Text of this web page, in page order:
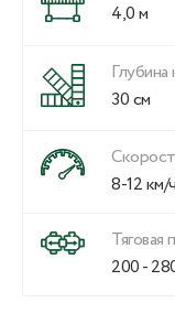
4,0 м
Глубина
30 см
8-12 км/ч
Тяговая
200 -